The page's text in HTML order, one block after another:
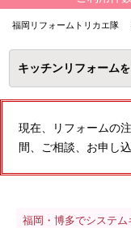
福岡リフォームトリカエ隊
キッチンリフォームを
現在、リフォームの
間、ご相談、お申し
福岡・博多でシステ